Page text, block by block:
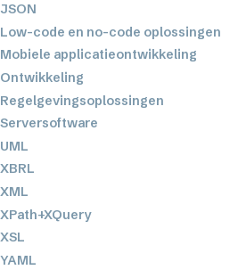
JSON
Low-code en no-code oplossingen
Mobiele applicatieontwikkeling
Ontwikkeling
Regelgevingsoplossingen
Serversoftware
UML
XBRL
XML
XPath+XQuery
XSL
YAML